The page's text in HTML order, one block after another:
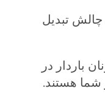
چالش تبدیل
باردار در
شما هستند.